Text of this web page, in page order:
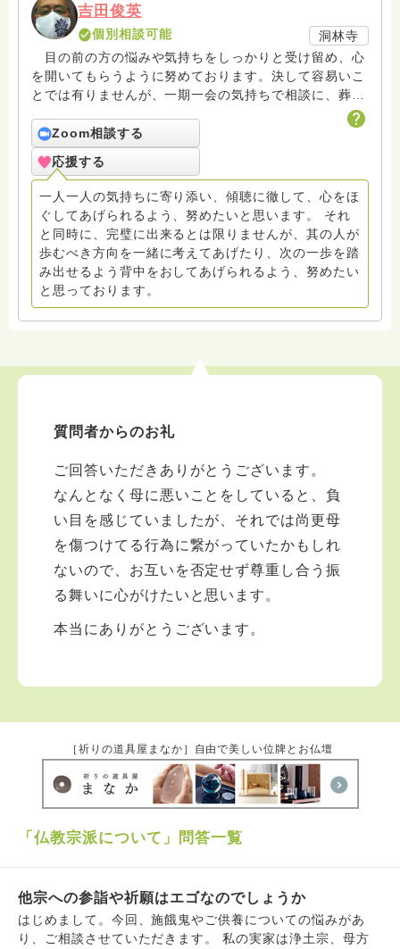
吉田俊英
個別相談可能
洞林寺
目の前の方の悩みや気持ちをしっかりと受け留め、心
を開いてもらうように努めております。決して容易いこ
とでは有りませんが、一期一会の気持ちで相談に、葬儀
法事に励みたいと思います。 最初法学部部にで学
び、4年間ほど公務員をしていました。（税務署勤務）
その当時の学びと経験を終活相談に活かしたいと思いま
す
昭和63年5月に住職となってから、30年が過ぎてしまい
ました。仏教学・禅学もそこそこ真面目に学んだつもり
ですが、宗教学・宗教民俗学に力を入れて学びました。
そういう分野については丁寧な回答が出来るかも。
Zoom相談する
応援する
一人一人の気持ちに寄り添い、傾聴に徹して、心をほ
ぐしてあげられるよう、努めたいと思います。 それ
と同時に、完璧に出来るとは限りませんが、其の人が
歩むべき方向を一緒に考えてあげたり、次の一歩を踏
み出せるよう背中をおしてあげられるよう、努めたい
と思っております。
質問者からのお礼
ご回答いただきありがとうございます。
なんとなく母に悪いことをしていると、負
い目を感じていましたが、それでは尚更母
を傷つけてる行為に繋がっていたかもしれ
ないので、お互いを否定せず尊重し合う振
る舞いに心がけたいと思います。
本当にありがとうございます。
［祈りの道具屋まなか］自由で美しい位牌とお仏壇
「仏教宗派について」問答一覧
他宗への参詣や祈願はエゴなのでしょうか
​はじめまして。今回、施餓鬼やご供養についての悩みがあ
り、ご相談させていただきます。 ​私の実家は浄土宗、母方